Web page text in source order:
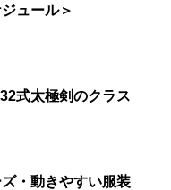
ュール＞
式太極剣のクラス
・動きやすい服装